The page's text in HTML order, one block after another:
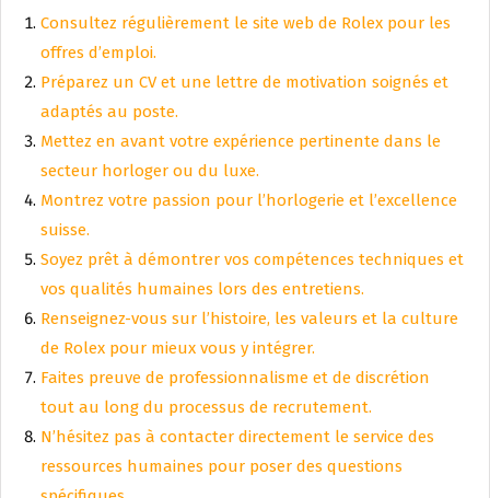
Consultez régulièrement le site web de Rolex pour les
offres d’emploi.
Préparez un CV et une lettre de motivation soignés et
adaptés au poste.
Mettez en avant votre expérience pertinente dans le
secteur horloger ou du luxe.
Montrez votre passion pour l’horlogerie et l’excellence
suisse.
Soyez prêt à démontrer vos compétences techniques et
vos qualités humaines lors des entretiens.
Renseignez-vous sur l’histoire, les valeurs et la culture
de Rolex pour mieux vous y intégrer.
Faites preuve de professionnalisme et de discrétion
tout au long du processus de recrutement.
N’hésitez pas à contacter directement le service des
ressources humaines pour poser des questions